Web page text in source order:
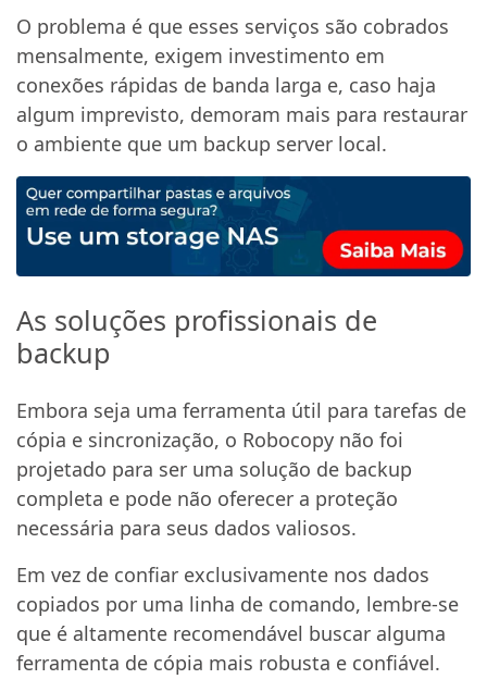
O problema é que esses serviços são cobrados
mensalmente, exigem investimento em
conexões rápidas de banda larga e, caso haja
algum imprevisto, demoram mais para restaurar
o ambiente que um backup server local.
As soluções profissionais de
backup
Embora seja uma ferramenta útil para tarefas de
cópia e sincronização, o Robocopy não foi
projetado para ser uma solução de backup
completa e pode não oferecer a proteção
necessária para seus dados valiosos.
Em vez de confiar exclusivamente nos dados
copiados por uma linha de comando, lembre-se
que é altamente recomendável buscar alguma
ferramenta de cópia mais robusta e confiável.